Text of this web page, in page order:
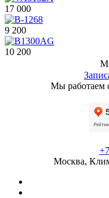
17 000
9 200
10 200
Мы работаем
Москва,